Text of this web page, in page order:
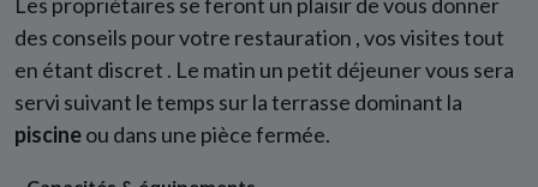
des conseils pour votre restauration , vos visites tout
en étant discret . Le matin un petit déjeuner vous sera
servi suivant le temps sur la terrasse dominant la
piscineou dans une pièce fermée.